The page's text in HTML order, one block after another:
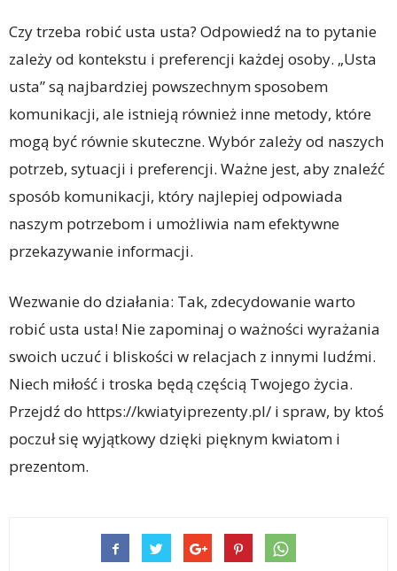
Czy trzeba robić usta usta? Odpowiedź na to pytanie
zależy od kontekstu i preferencji każdej osoby. „Usta
usta” są najbardziej powszechnym sposobem
komunikacji, ale istnieją również inne metody, które
mogą być równie skuteczne. Wybór zależy od naszych
potrzeb, sytuacji i preferencji. Ważne jest, aby znaleźć
sposób komunikacji, który najlepiej odpowiada
naszym potrzebom i umożliwia nam efektywne
przekazywanie informacji.
Wezwanie do działania: Tak, zdecydowanie warto
robić usta usta! Nie zapominaj o ważności wyrażania
swoich uczuć i bliskości w relacjach z innymi ludźmi.
Niech miłość i troska będą częścią Twojego życia.
Przejdź do https://kwiatyiprezenty.pl/ i spraw, by ktoś
poczuł się wyjątkowy dzięki pięknym kwiatom i
prezentom.